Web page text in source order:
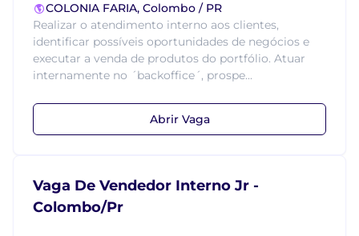
COLONIA FARIA, Colombo / PR
Realizar o atendimento interno aos clientes,
identificar possíveis oportunidades de negócios e
executar a venda de produtos do portfólio. Atuar
internamente no ´backoffice´, prospe...
Abrir Vaga
Vaga De Vendedor Interno Jr -
Colombo/Pr